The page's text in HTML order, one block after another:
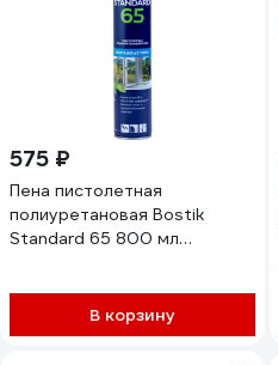
575 ₽
Пена пистолетная
полиуретановая Bostik
Standard 65 800 мл
В корзину